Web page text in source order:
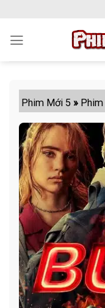
content
Phim Mới 5 » Phim